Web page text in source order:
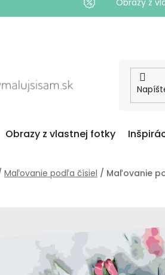
Obrazy z
Obrazy z vlastnej fotky
Maľovanie podľa čísiel / Maľovanie